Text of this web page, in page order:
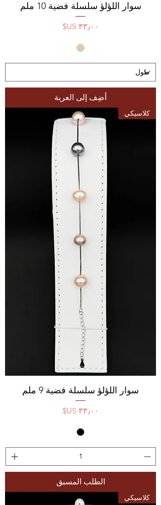
سوار اللؤلؤ سلسلة فضية 10 ملم
السعر
أضِف إلى العربة
كلاسيكي
سوار اللؤلؤ سلسلة فضية 9 ملم
السعر
الطلب المسبق
كلاسيكي